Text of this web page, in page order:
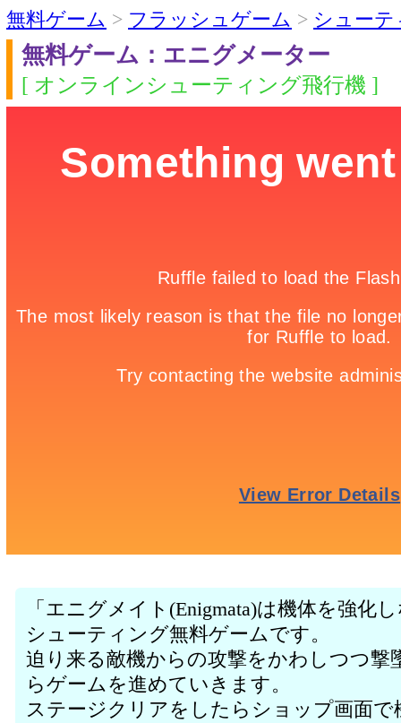
無料ゲーム > フラッシュゲーム > シューテ
無料ゲーム：エニグメーター
[ オンラインシューティング飛行機 ]
「エニグメイト(Enigmata)は機体を強化
シューティング無料ゲームです。
迫り来る敵機からの攻撃をかわしつつ
らゲームを進めていきます。
ステージクリアをしたらショップ画面